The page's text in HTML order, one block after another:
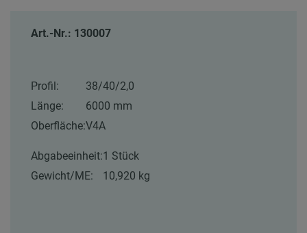
Art.-Nr.: 130007
Profil:
38/40/2,0
Länge:
6000 mm
Oberfläche:V4A
Abgabeeinheit:1 Stück
Gewicht/ME:
10,920 kg